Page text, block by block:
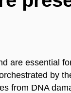
are essential
by
from DNA